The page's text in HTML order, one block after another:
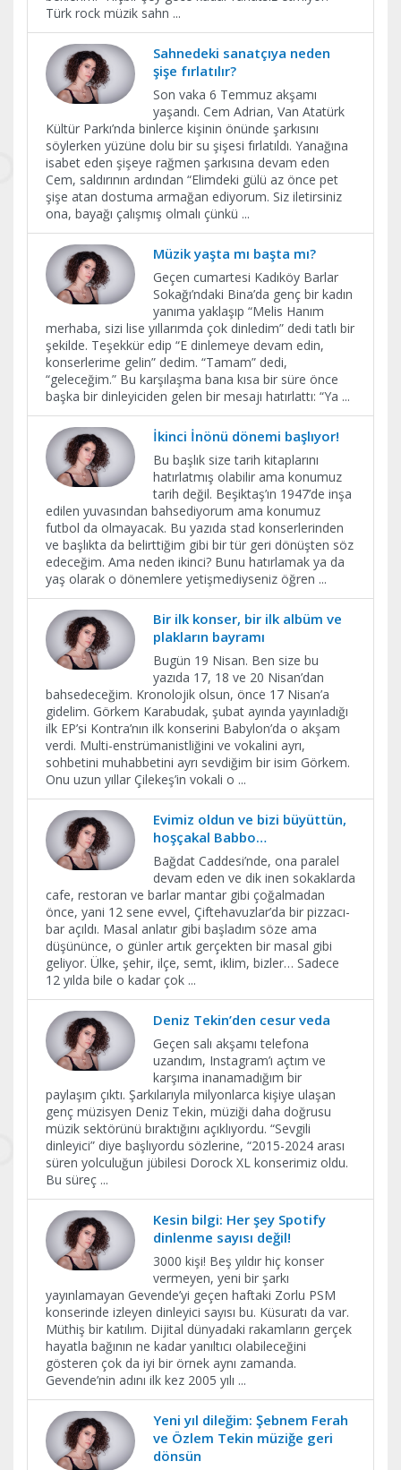
Türk rock müzik sahn ...
Sahnedeki sanatçıya neden
şişe fırlatılır?
Son vaka 6 Temmuz akşamı
yaşandı. Cem Adrian, Van Atatürk
Kültür Parkı’nda binlerce kişinin önünde şarkısını
söylerken yüzüne dolu bir su şişesi fırlatıldı. Yanağına
isabet eden şişeye rağmen şarkısına devam eden
Cem, saldırının ardından “Elimdeki gülü az önce pet
şişe atan dostuma armağan ediyorum. Siz iletirsiniz
ona, bayağı çalışmış olmalı çünkü ...
Müzik yaşta mı başta mı?
Geçen cumartesi Kadıköy Barlar
Sokağı’ndaki Bina’da genç bir kadın
yanıma yaklaşıp “Melis Hanım
merhaba, sizi lise yıllarımda çok dinledim” dedi tatlı bir
şekilde. Teşekkür edip “E dinlemeye devam edin,
konserlerime gelin” dedim. “Tamam” dedi,
“geleceğim.” Bu karşılaşma bana kısa bir süre önce
başka bir dinleyiciden gelen bir mesajı hatırlattı: “Ya ...
İkinci İnönü dönemi başlıyor!
Bu başlık size tarih kitaplarını
hatırlatmış olabilir ama konumuz
tarih değil. Beşiktaş’ın 1947’de inşa
edilen yuvasından bahsediyorum ama konumuz
futbol da olmayacak. Bu yazıda stad konserlerinden
ve başlıkta da belirttiğim gibi bir tür geri dönüşten söz
edeceğim. Ama neden ikinci? Bunu hatırlamak ya da
yaş olarak o dönemlere yetişmediyseniz öğren ...
Bir ilk konser, bir ilk albüm ve
plakların bayramı
Bugün 19 Nisan. Ben size bu
yazıda 17, 18 ve 20 Nisan’dan
bahsedeceğim. Kronolojik olsun, önce 17 Nisan’a
gidelim. Görkem Karabudak, şubat ayında yayınladığı
ilk EP’si Kontra’nın ilk konserini Babylon’da o akşam
verdi. Multi-enstrümanistliğini ve vokalini ayrı,
sohbetini muhabbetini ayrı sevdiğim bir isim Görkem.
Onu uzun yıllar Çilekeş’in vokali o ...
Evimiz oldun ve bizi büyüttün,
hoşçakal Babbo…
Bağdat Caddesi’nde, ona paralel
devam eden ve dik inen sokaklarda
cafe, restoran ve barlar mantar gibi çoğalmadan
önce, yani 12 sene evvel, Çiftehavuzlar’da bir pizzacı-
bar açıldı. Masal anlatır gibi başladım söze ama
düşününce, o günler artık gerçekten bir masal gibi
geliyor. Ülke, şehir, ilçe, semt, iklim, bizler… Sadece
12 yılda bile o kadar çok ...
Deniz Tekin’den cesur veda
Geçen salı akşamı telefona
uzandım, Instagram’ı açtım ve
karşıma inanamadığım bir
paylaşım çıktı. Şarkılarıyla milyonlarca kişiye ulaşan
genç müzisyen Deniz Tekin, müziği daha doğrusu
müzik sektörünü bıraktığını açıklıyordu. “Sevgili
dinleyici” diye başlıyordu sözlerine, “2015-2024 arası
süren yolculuğun jübilesi Dorock XL konserimiz oldu.
Bu süreç ...
Kesin bilgi: Her şey Spotify
dinlenme sayısı değil!
3000 kişi! Beş yıldır hiç konser
vermeyen, yeni bir şarkı
yayınlamayan Gevende’yi geçen haftaki Zorlu PSM
konserinde izleyen dinleyici sayısı bu. Küsuratı da var.
Müthiş bir katılım. Dijital dünyadaki rakamların gerçek
hayatla bağının ne kadar yanıltıcı olabileceğini
gösteren çok da iyi bir örnek aynı zamanda.
Gevende’nin adını ilk kez 2005 yılı ...
Yeni yıl dileğim: Şebnem Ferah
ve Özlem Tekin müziğe geri
dönsün